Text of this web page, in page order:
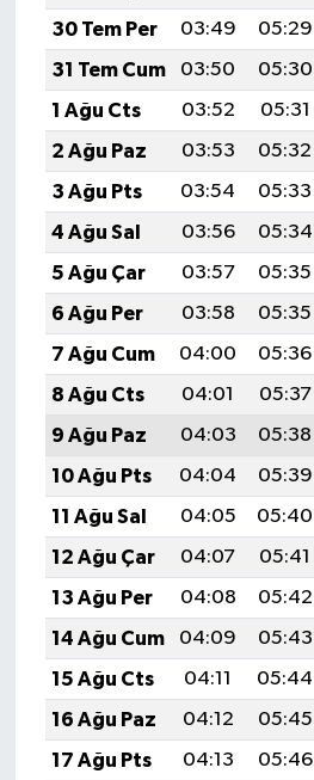
30 Tem Per
03:49 05:29
31 Tem Cum
03:50 05:30
1 Ağu Cts
03:52 05:31
2 Ağu Paz
03:53 05:32
3 Ağu Pts
03:54 05:33
4 Ağu Sal
03:56 05:34
5 Ağu Çar
03:57 05:35
6 Ağu Per
03:58 05:35
7 Ağu Cum
04:00 05:36
8 Ağu Cts
04:01 05:37
9 Ağu Paz
04:03 05:38
10 Ağu Pts
04:04 05:39
11 Ağu Sal
04:05 05:40
12 Ağu Çar
04:07 05:41
13 Ağu Per
04:08 05:42
14 Ağu Cum
04:09 05:43
15 Ağu Cts
04:11 05:44
16 Ağu Paz
04:12 05:45
17 Ağu Pts
04:13 05:46